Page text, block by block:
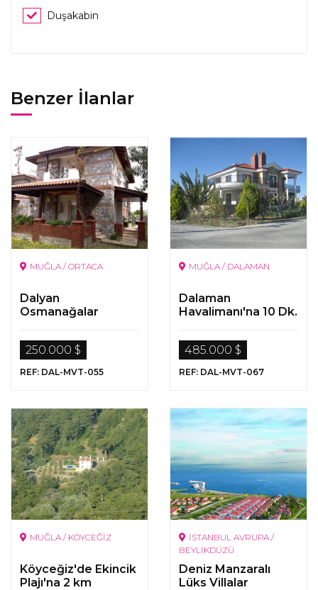
Duşakabin
Benzer İlanlar
MUĞLA / ORTACA
Dalyan
Osmanağalar
Odalı Villa
250.000 $
REF: DAL-MVT-055
MUĞLA / DALAMAN
Dalaman
Havalimanı'na 10 Dk.
Müstakil Villa
485.000 $
REF: DAL-MVT-067
MUĞLA / KÖYCEĞİZ
Köyceğiz'de Ekincik
Plajı'na 2 km
İSTANBUL AVRUPA /
BEYLİKDÜZÜ
Deniz Manzaralı
Lüks Villalar